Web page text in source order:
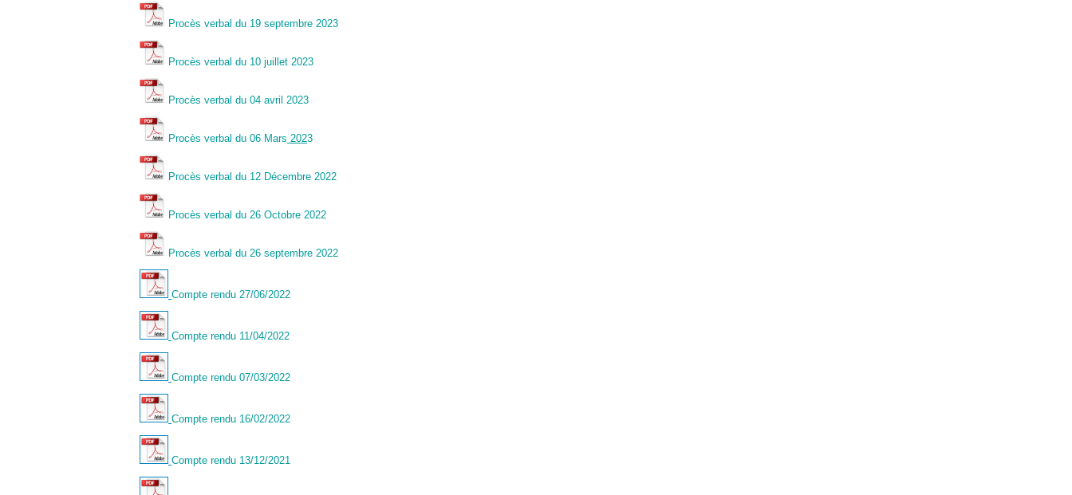
Procès verbal du 19 septembre 2023
Procès verbal du 10 juillet 2023
Procès verbal du 04 avril 2023
Procès verbal du 06 Mars 2023
Procès verbal du 12 Décembre 2022
Procès verbal du 26 Octobre 2022
Procès verbal du 26 septembre 2022
Compte rendu 27/06/2022
Compte rendu 11/04/2022
Compte rendu 07/03/2022
Compte rendu 16/02/2022
Compte rendu 13/12/2021